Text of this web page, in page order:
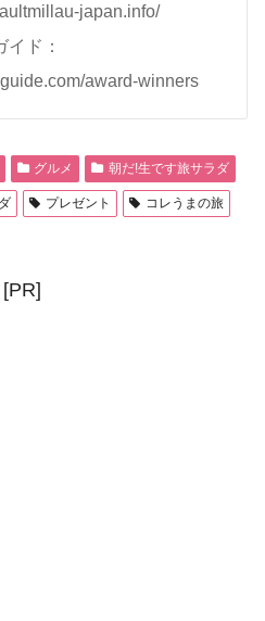
japan.info/
ド：
award-winners
グルメ 朝だ!生です旅サラダ
プレゼント コレうまの旅
[PR]